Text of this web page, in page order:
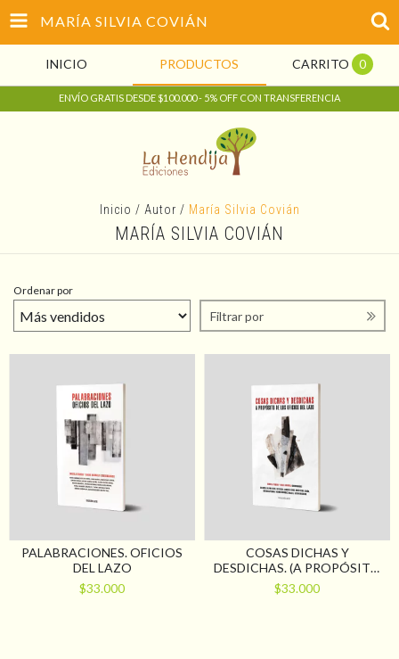
MARÍA SILVIA COVIÁN
INICIO PRODUCTOS CARRITO 0
ENVÍO GRATIS DESDE $100.000 - 5% OFF CON TRANSFERENCIA
Inicio / Autor / María Silvia Covián
MARÍA SILVIA COVIÁN
Ordenar por
Filtrar por
PALABRACIONES. OFICIOS
DEL LAZO
$33.000
COSAS DICHAS Y
DESDICHAS. (A PROPÓSITO
DE LOS OFICIOS DEL LAZO)
$33.000